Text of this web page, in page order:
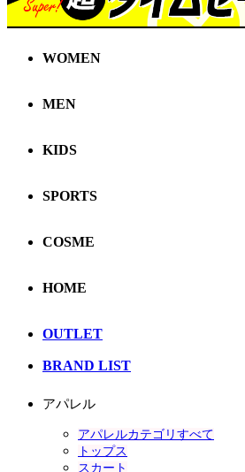
WOMEN
MEN
KIDS
SPORTS
COSME
HOME
OUTLET
BRAND LIST
アパレル
アパレルカテゴリすべて
トップス
スカート